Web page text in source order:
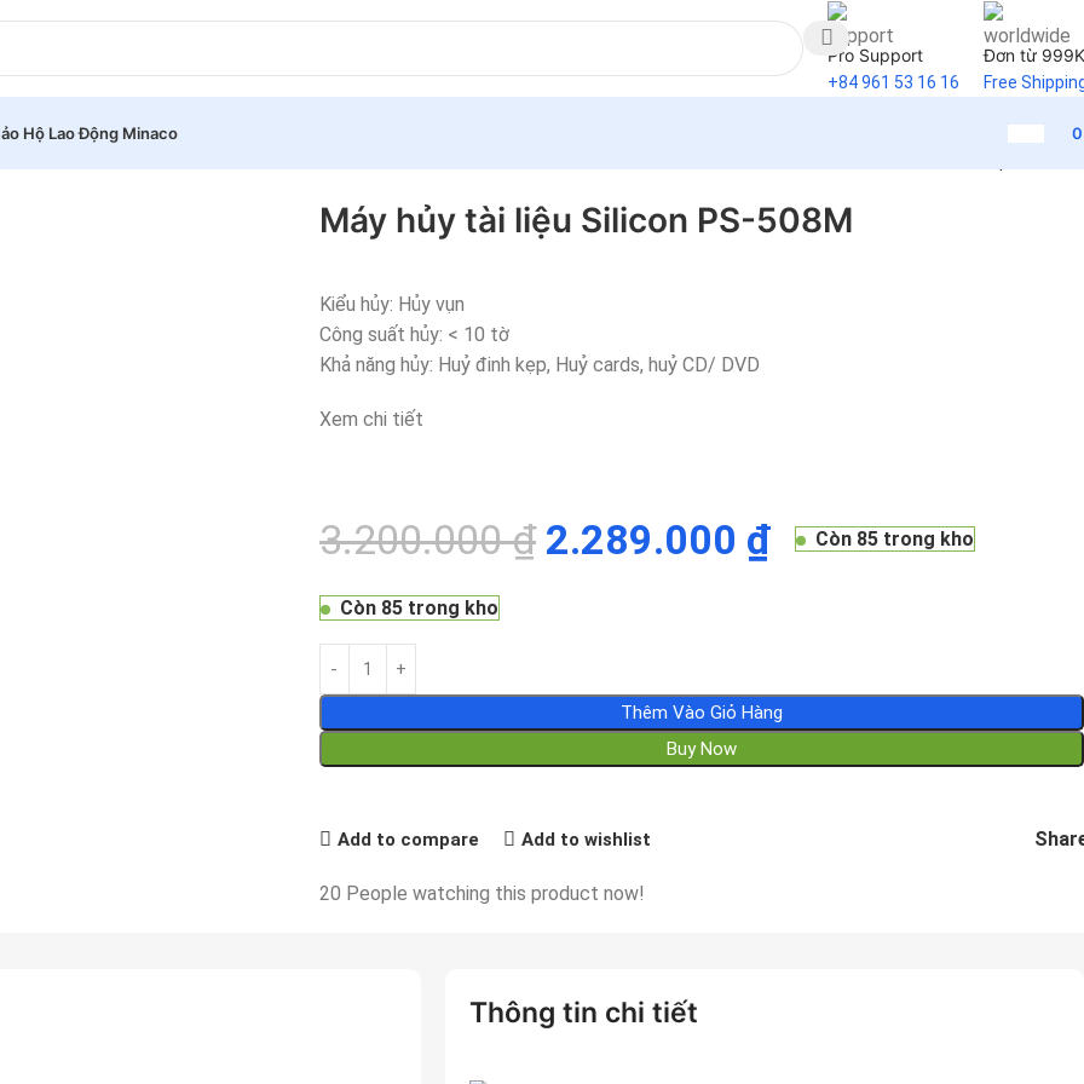
Pro Support
+84 961 53 16 16
Đơn từ 999K
Free
Hộ Lao Động Minaco
Máy hủy tài liệu Silicon PS-508M
Kiểu hủy: Hủy vụn
Công suất hủy: < 10 tờ
Khả năng hủy: Huỷ đinh kẹp, Huỷ cards, huỷ CD/ DVD
Xem chi tiết
3.200.000₫ 2.289.000 ₫ Còn 85 trong kho
Còn 85 trong kho
Thêm Vào Giỏ Hàng
Buy Now
Add to compare Add to wishlist
20 People watching this product now!
Thông tin chi tiết